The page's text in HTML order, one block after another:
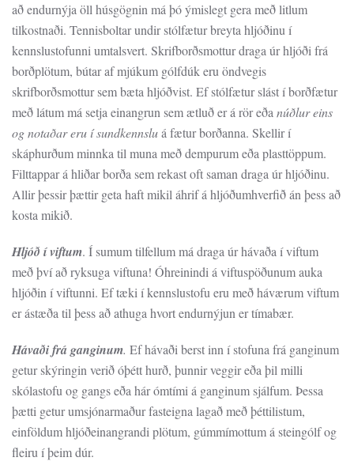
að endurnýja öll húsgögnin má þó ýmislegt gera með litlum
tilkostnaði. Tennisboltar undir stólfætur breyta hljóðinu í
kennslustofunni umtalsvert. Skrifborðsmottur draga úr hljóði frá
borðplötum, bútar af mjúkum gólfdúk eru öndvegis
skrifborðsmottur sem bæta hljóðvist. Ef stólfætur slást í borðfætur
með látum má setja einangrun sem ætluð er á rör eðanúðlur eins
og notaðar eru í sundkennsluá fætur borðanna. Skellir í
skáphurðum minnka til muna með dempurum eða plasttöppum.
Filttappar á hliðar borða sem rekast oft saman draga úr hljóðinu.
Allir þessir þættir geta haft mikil áhrif á hljóðumhverfið án þess að
kosta mikið.
Hljóð í viftum. Í sumum tilfellum má draga úr hávaða í viftum
með því að ryksuga viftuna! Óhreinindi á viftuspöðunum auka
hljóðin í viftunni. Ef tæki í kennslustofu eru með háværum viftum
er ástæða til þess að athuga hvort endurnýjun er tímabær.
Hávaði frá ganginum. Ef hávaði berst inn í stofuna frá ganginum
getur skýringin verið óþétt hurð, þunnir veggir eða þil milli
skólastofu og gangs eða hár ómtími á ganginum sjálfum. Þessa
þætti getur umsjónarmaður fasteigna lagað með þéttilistum,
einföldum hljóðeinangrandi plötum, gúmmímottum á steingólf og
fleiru í þeim dúr.